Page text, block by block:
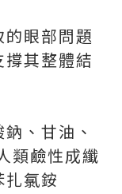
的眼部問題
其整體結
、甘油、
類鹼性成纖
氯銨